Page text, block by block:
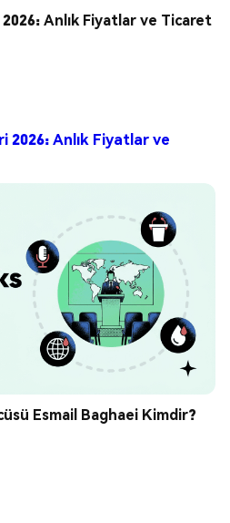
Anlık Fiyatlar ve Ticaret
2026: Anlık Fiyatlar ve
Esmail Baghaei Kimdir?